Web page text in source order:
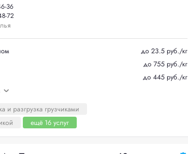
36
72
до 23.5 руб./кг
до 755 руб./кг
до 445 руб./кг
и разгрузка грузчиками
ещё 16 услуг